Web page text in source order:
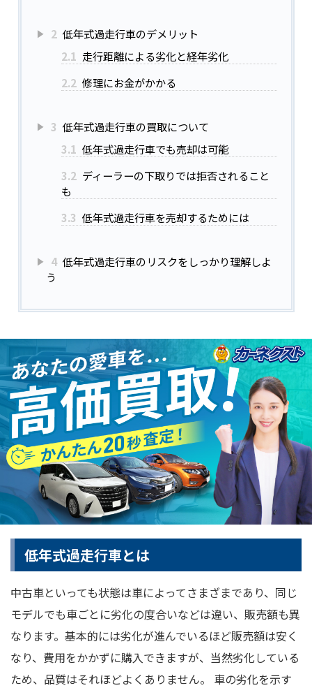
2 低年式過走行車のデメリット
2.1 走行距離による劣化と経年劣化
2.2 修理にお金がかかる
3 低年式過走行車の買取について
3.1 低年式過走行車でも売却は可能
3.2 ディーラーの下取りでは拒否されること
も
3.3 低年式過走行車を売却するためには
4 低年式過走行車のリスクをしっかり理解しよ
う
低年式過走行車とは
中古車といっても状態は車によってさまざまであり、同じ
モデルでも車ごとに劣化の度合いなどは違い、販売額も異
なります。基本的には劣化が進んでいるほど販売額は安く
なり、費用をかかずに購入できますが、当然劣化している
ため、品質はそれほどよくありません。 車の劣化を示す